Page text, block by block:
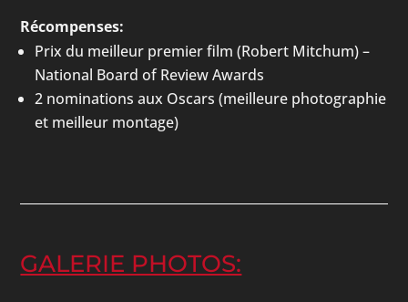
Récompenses:
Prix du meilleur premier film (Robert Mitchum) –
National Board of Review Awards
2 nominations aux Oscars (meilleure photographie
et meilleur montage)
GALERIE PHOTOS: